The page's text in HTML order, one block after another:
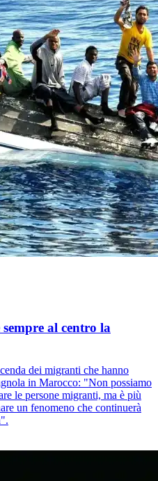
al centro la
dei migranti che hanno
in Marocco: "Non possiamo
le persone migranti, ma è più
un fenomeno che continuerà